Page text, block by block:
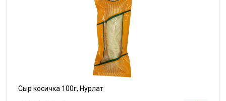
Сыр косичка 100г, Нурлат